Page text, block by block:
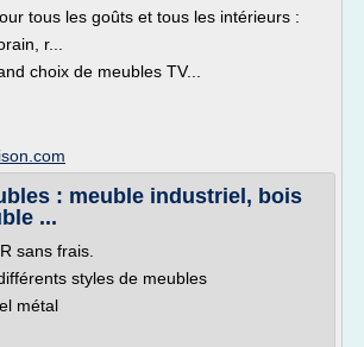
tous les goûts et tous les intérieurs :
r...
choix de meubles TV...
: meuble industriel, bois
...
sans frais.
styles de meubles
métal